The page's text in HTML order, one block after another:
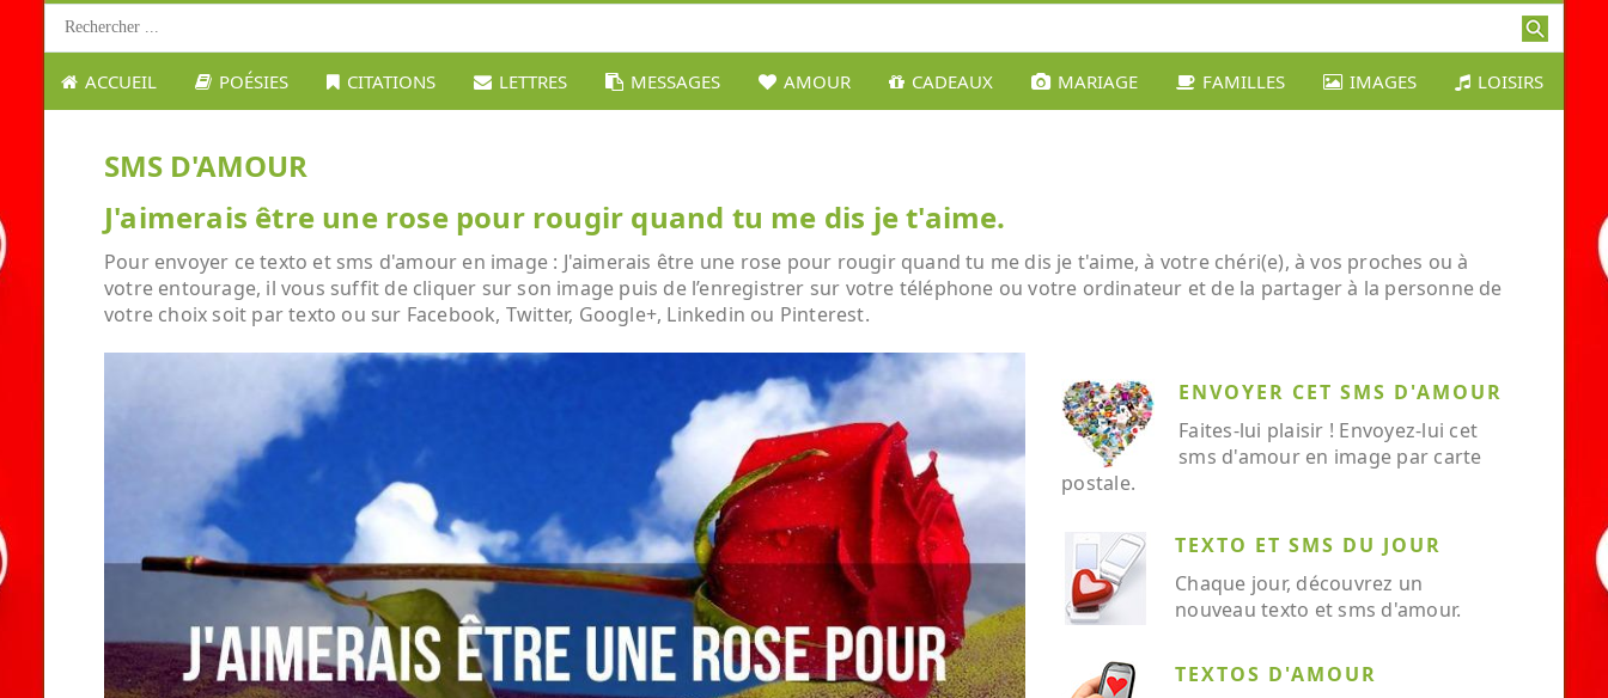
ACCUEIL POÉSIES CITATIONS LETTRES MESSAGES AMOUR CADEAUX MARIAGE FAMILLES IMAGES LOISIRS
SMS D'AMOUR
J'aimerais être une rose pour rougir quand tu me dis je t'aime.
Pour envoyer ce texto et sms d'amour en image : J'aimerais être une rose pour rougir quand tu me dis je t'aime, à votre chéri(e), à vos proches ou à
votre entourage, il vous suffit de cliquer sur son image puis de l’enregistrer sur votre téléphone ou votre ordinateur et de la partager à la personne de
votre choix soit par texto ou sur Facebook, Twitter, Google+, Linkedin ou Pinterest.
ENVOYER CET SMS D'AMOUR
Faites-lui plaisir ! Envoyez-lui cet
sms d'amour en image par carte
postale.
TEXTO ET SMS DU JOUR
Chaque jour, découvrez un
nouveau texto et sms d'amour.
TEXTOS D'AMOUR